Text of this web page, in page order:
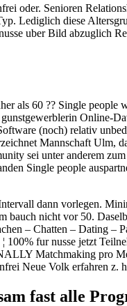
oder. Senioren
Lediglich diese
uber Bild abzuglich
als 60 ?? Single people
Online-
(noch) relativ
Mannschaft Ulm,
sei unter anderem
Single people
dann vorlegen.
nicht vor 50.
– Chatten – Dating –
100% fur nusse jetzt
Matchmaking pro
Neue Volk erfahren z.
fast alle